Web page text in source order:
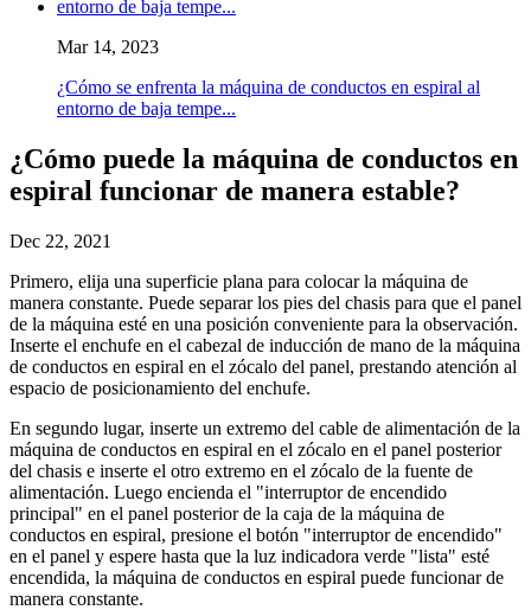
Mar 14, 2023
¿Cómo se enfrenta la máquina de conductos en espiral al
entorno de baja tempe...
¿Cómo puede la máquina de conductos en
espiral funcionar de manera estable?
Dec 22, 2021
Primero, elija una superficie plana para colocar la máquina de
manera constante. Puede separar los pies del chasis para que el panel
de la máquina esté en una posición conveniente para la observación.
Inserte el enchufe en el cabezal de inducción de mano de la máquina
de conductos en espiral en el zócalo del panel, prestando atención al
espacio de posicionamiento del enchufe.
En segundo lugar, inserte un extremo del cable de alimentación de la
máquina de conductos en espiral en el zócalo en el panel posterior
del chasis e inserte el otro extremo en el zócalo de la fuente de
alimentación. Luego encienda el "interruptor de encendido
principal" en el panel posterior de la caja de la máquina de
conductos en espiral, presione el botón "interruptor de encendido"
en el panel y espere hasta que la luz indicadora verde "lista" esté
encendida, la máquina de conductos en espiral puede funcionar de
manera constante.